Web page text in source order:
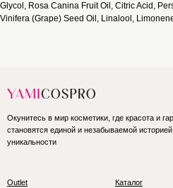
Glycol, Rosa Canina Fruit Oil, Citric Acid,
Vinifera (Grape) Seed Oil, Linalool,
Outlet
Окунитесь в мир косметики, где красота и
становятся единой и незабываемой
уникальности
Каталог